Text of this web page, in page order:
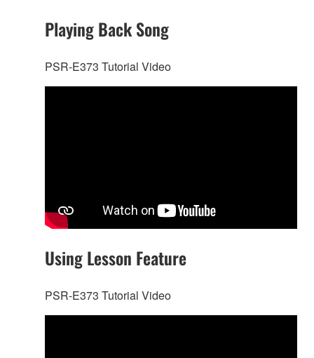
Playing Back Song
PSR-E373 Tutorial Video
Using Lesson Feature
PSR-E373 Tutorial Video